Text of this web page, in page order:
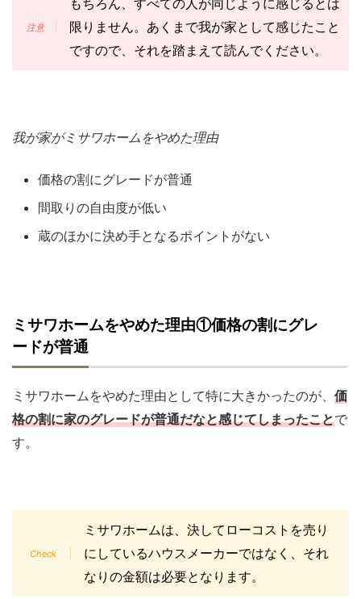
もちろん、すべての人が同じように感じるとは
限りません。あくまで我が家として感じたこと
ですので、それを踏まえて読んでください。
我が家がミサワホームをやめた理由
価格の割にグレードが普通
間取りの自由度が低い
蔵のほかに決め手となるポイントがない
ミサワホームをやめた理由①価格の割にグレ
ードが普通
ミサワホームをやめた理由として特に大きかったのが、 価
格の割に家のグレードが普通だなと感じてしまったことで
す。
ミサワホームは、決してローコストを売り
にしているハウスメーカーではなく、それ
なりの金額は必要となります。